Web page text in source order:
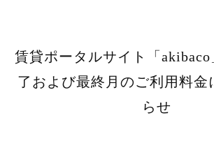
賃貸ポータルサイト「
了および最終月のご利用料金
らせ